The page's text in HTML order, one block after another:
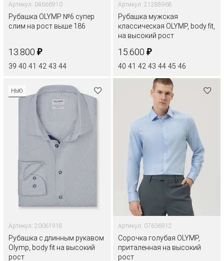
Артикул: 04666910
Рубашка OLYMP №6 супер
слим на рост выше 186
13.800 ₽
39 40 41 42 43 44
Артикул: 21288968
Рубашка мужская
классическая OLYMP, body fit,
на высокий рост
15.600 ₽
40 41 42 43 44 45 46
НЬЮ
Артикул: 20061918
Рубашка с длинным рукавом
Olymp, body fit на высокий
рост
Артикул: 07636912
Сорочка голубая OLYMP,
приталенная на высокий
рост